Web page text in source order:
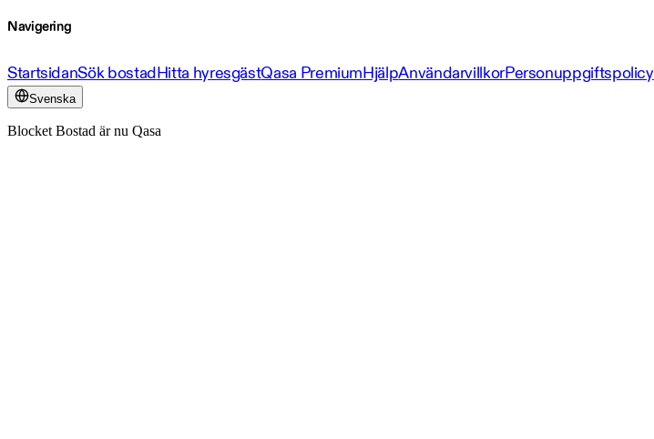
Navigering
StartsidanSök bostadHitta hyresgästQasa PremiumHjälpAnvändarvillkorPersonuppgiftspolicy
Svenska
Blocket Bostad är nu Qasa